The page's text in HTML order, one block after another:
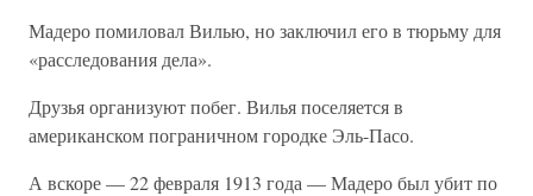
Мадеро помиловал Вилью, но заключил его в тюрьму для
«расследования дела».
Друзья организуют побег. Вилья поселяется в
американском пограничном городке Эль-Пасо.
А вскоре — 22 февраля 1913 года — Мадеро был убит по